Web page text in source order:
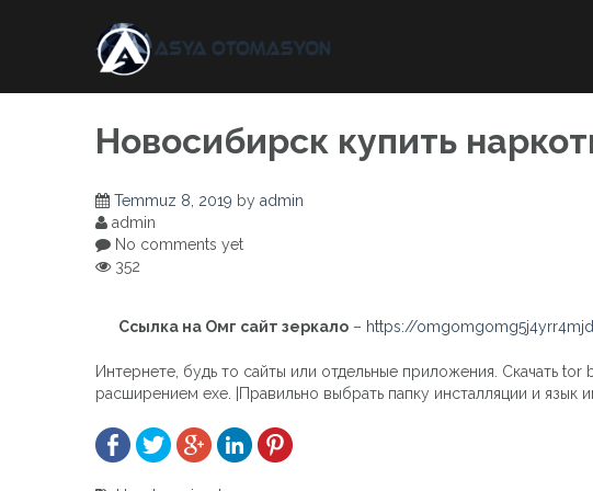
Новосибирск купить
Temmuz 8, 2019 by admin
admin
No comments yet
352
Ссылка на Омг сайт зеркало – https://
Интернете, будь то сайты или отдельные приложения. Скачать
расширением exe. |Правильно выбрать папку инсталляции и язык